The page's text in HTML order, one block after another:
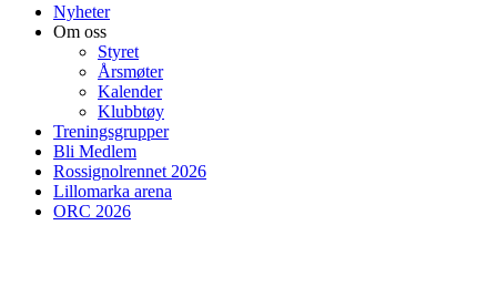
Nyheter
Om oss
Styret
Årsmøter
Kalender
Klubbtøy
Treningsgrupper
Bli Medlem
Rossignolrennet 2026
Lillomarka arena
ORC 2026